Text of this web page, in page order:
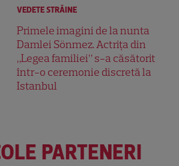
VEDETE STRĂINE
Primele imagini de la nunta
Damlei Sönmez. Actrița din
„Legea familiei” s-a căsătorit
într-o ceremonie discretă la
Istanbul
PARTENERI